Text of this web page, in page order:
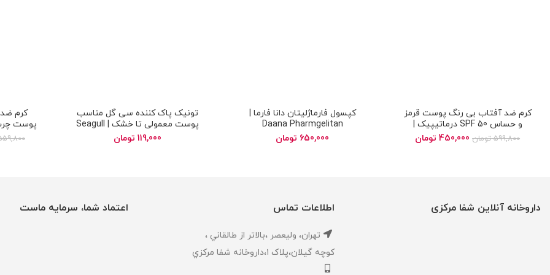
کرم ضد آفتاب بی رنگ پوست قرمز
و حساس SPF 50 درماتیپیک |
Dermatypique sunscreen anti
599,800 تومان 450,000 تومان
کپسول فارماژلیتان دانا فارما |
Daana Pharmgelitan
650,000 تومان
تونیک پاک کننده سی گل مناسب
پوست معمولی تا خشک | Seagull
cleansing tonic skin dry and
normal
119,000 تومان
پوست
tinted
داروخانه آنلاین شفا مرکزی اطلاعات تماس
تهران، ‎وليعصر ،بالاتر از طالقاني ،
كوچه گيلان،پلاک ۱،داروخانه شفا مركزي
اعتماد شما، سرمایه ماست